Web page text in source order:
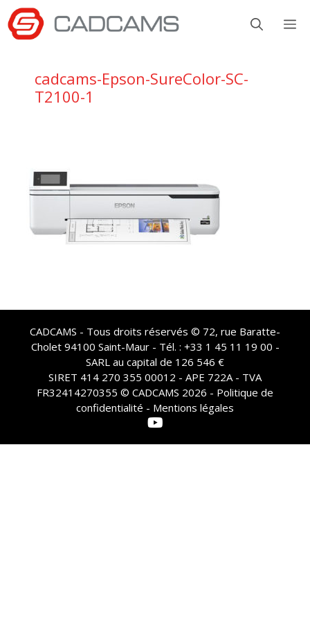
Aller
au
contenu
cadcams-Epson-SureColor-SC-
T2100-1
CADCAMS - Tous droits réservés © 72, rue Baratte-
Cholet 94100 Saint-Maur - Tél. : +33 1 45 11 19 00 -
SARL au capital de 126 546 €
SIRET 414 270 355 00012 - APE 722A - TVA
FR32414270355 © CADCAMS 2026 - Politique de
confidentialité - Mentions légales